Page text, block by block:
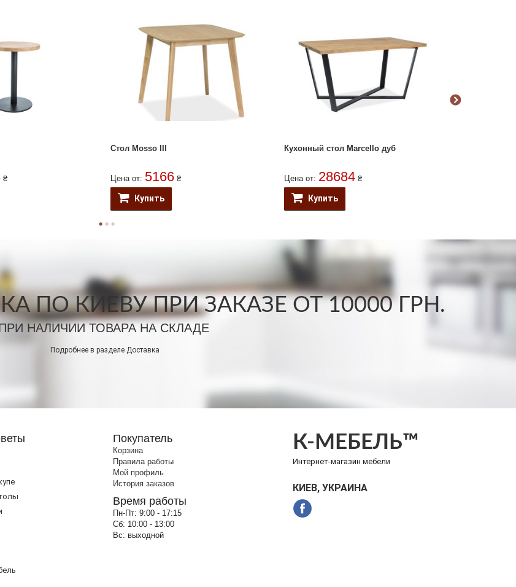
₴
Стол Mosso III
Цена от: 5166 ₴
Купить
Кухонный стол Marcello дуб
Цена от: 28684 ₴
Купить
ПО КИЕВУ ПРИ ЗАКАЗЕ ОТ 10000 ГРН.
НАЛИЧИИ ТОВАРА НА СКЛАДЕ
Подробнее в разделе Доставка
Покупатель
Корзина
Правила работы
Мой профиль
История заказов
Время работы
Пн-Пт: 9:00 - 17:15
Сб: 10:00 - 13:00
Вс: выходной
К-МЕБЕЛЬ™
Интернет-магазин мебели
КИЕВ, УКРАИНА